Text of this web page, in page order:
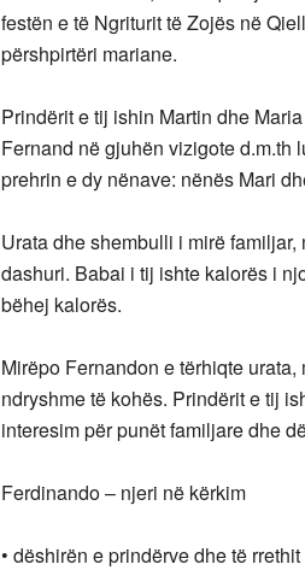
festën e të Ngriturit të Zojës në
përshpirtëri mariane.
Prindërit e tij ishin Martin dhe
Fernand në gjuhën vizigote d.m.th
prehrin e dy nënave: nënës Mari
Urata dhe shembulli i mirë
dashuri. Babai i tij ishte kalorës i
bëhej kalorës.
Mirëpo Fernandon e tërhiqte
ndryshme të kohës. Prindërit e tij
interesim për punët familjare dhe
Ferdinando – njeri në kërkim
• dëshirën e prindërve dhe të